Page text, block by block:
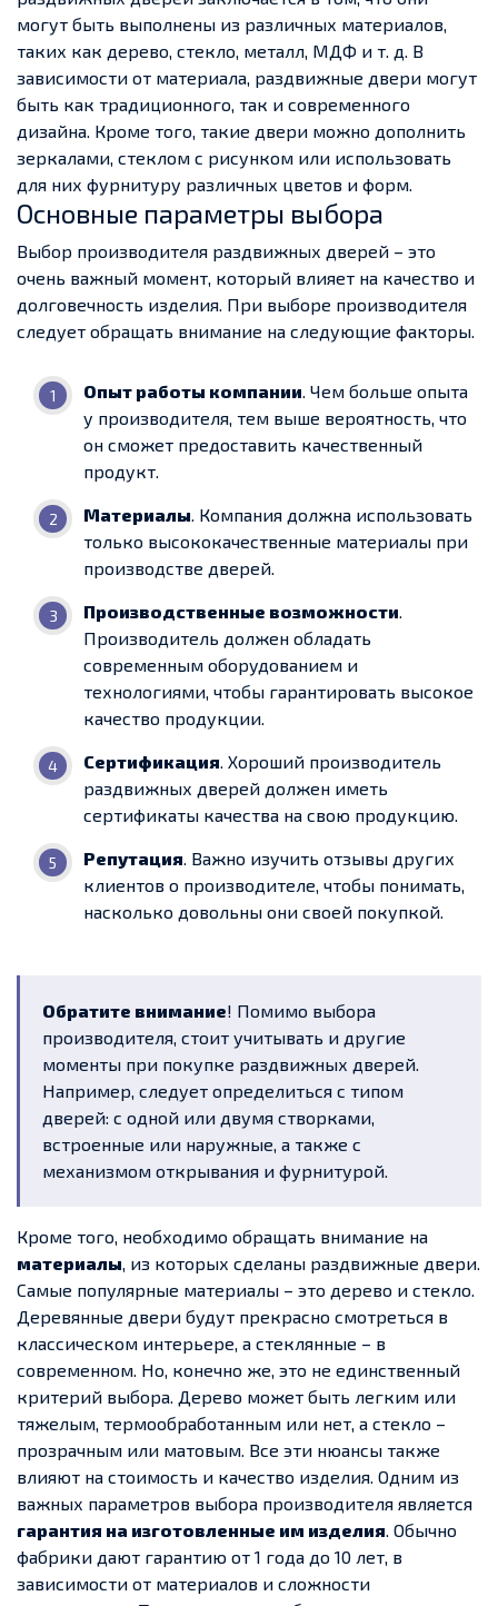
могут быть выполнены из различных материалов,
таких как дерево, стекло, металл, МДФ и т. д. В
зависимости от материала, раздвижные двери могут
быть как традиционного, так и современного
дизайна. Кроме того, такие двери можно дополнить
зеркалами, стеклом с рисунком или использовать
для них фурнитуру различных цветов и форм.
Основные параметры выбора
Выбор производителя раздвижных дверей – это
очень важный момент, который влияет на качество и
долговечность изделия. При выборе производителя
следует обращать внимание на следующие факторы.
Опыт работы компании. Чем больше опыта
у производителя, тем выше вероятность, что
он сможет предоставить качественный
продукт.
Материалы. Компания должна использовать
только высококачественные материалы при
производстве дверей.
Производственные возможности.
Производитель должен обладать
современным оборудованием и
технологиями, чтобы гарантировать высокое
качество продукции.
Сертификация. Хороший производитель
раздвижных дверей должен иметь
сертификаты качества на свою продукцию.
Репутация. Важно изучить отзывы других
клиентов о производителе, чтобы понимать,
насколько довольны они своей покупкой.
Обратите внимание! Помимо выбора
производителя, стоит учитывать и другие
моменты при покупке раздвижных дверей.
Например, следует определиться с типом
дверей: с одной или двумя створками,
встроенные или наружные, а также с
механизмом открывания и фурнитурой.
Кроме того, необходимо обращать внимание на
материалы, из которых сделаны раздвижные двери.
Самые популярные материалы – это дерево и стекло.
Деревянные двери будут прекрасно смотреться в
классическом интерьере, а стеклянные – в
современном. Но, конечно же, это не единственный
критерий выбора. Дерево может быть легким или
тяжелым, термообработанным или нет, а стекло –
прозрачным или матовым. Все эти нюансы также
влияют на стоимость и качество изделия. Одним из
важных параметров выбора производителя является
гарантия на изготовленные им изделия. Обычно
фабрики дают гарантию от 1 года до 10 лет, в
зависимости от материалов и сложности